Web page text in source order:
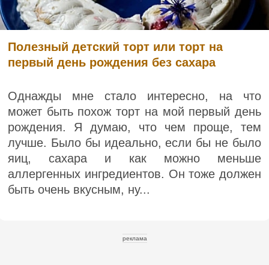
Полезный детский торт или торт на
первый день рождения без сахара
Однажды мне стало интересно, на что
может быть похож торт на мой первый день
рождения. Я думаю, что чем проще, тем
лучше. Было бы идеально, если бы не было
яиц, сахара и как можно меньше
аллергенных ингредиентов. Он тоже должен
быть очень вкусным, ну...
реклама